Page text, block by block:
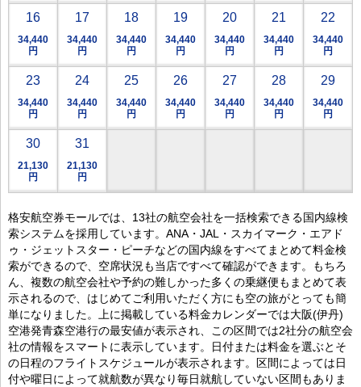
16
34,440
円
17
34,440
円
18
34,440
円
19
34,440
円
20
34,440
円
21
34,440
円
22
34,440
円
23
34,440
円
24
34,440
円
25
34,440
円
26
34,440
円
27
34,440
円
28
34,440
円
29
34,440
円
30
21,130
円
31
21,130
円
格安航空券モールでは、13社の航空会社を一括検索できる国内線検
索システムを採用しています。ANA・JAL・スカイマーク・エアド
ゥ・ジェットスター・ピーチなどの国内線をすべてまとめて料金検
索ができるので、空席状況も当店ですべて確認ができます。もちろ
ん、複数の航空会社や予約の難しかった多くの乗継便もまとめて表
示されるので、はじめてご利用いただく方にも空の旅がとっても簡
単になりました。上に掲載している料金カレンダーでは大阪(伊丹)
空港発青森空港行の最安値が表示され、この区間では2社分の航空会
社の情報をスマートに表示しています。日付または料金を選ぶとそ
の日程のフライトスケジュールが表示されます。区間によっては日
付や曜日によって就航数が異なり毎日就航していない区間もありま